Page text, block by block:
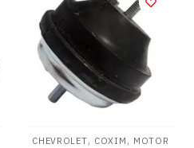
CHEVROLET, COXIM , MOTOR